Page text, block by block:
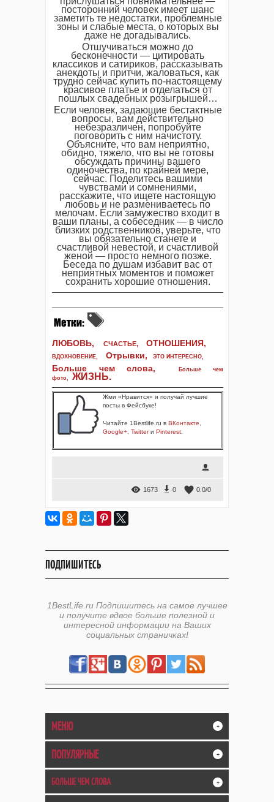
посторонний человек имеет шанс
заметить те недостатки, проблемные
зоны и слабые места, о которых вы
даже не догадывались.
Отшучиваться можно до
бесконечности — цитировать
классиков и сатириков, рассказывать
анекдоты и притчи, жаловаться, как
трудно сейчас купить по-настоящему
красивое платье и отделаться от
пошлых свадебных розыгрышей…
Если человек, задающие бестактные
вопросы, вам действительно
небезразличен, попробуйте
поговорить с ним начистоту.
Объясните, что вам неприятно,
обидно, тяжело, что вы не готовы
обсуждать причины вашего
одиночества, по крайней мере,
сейчас. Поделитесь вашими
чувствами и сомнениями,
расскажите, что ищете настоящую
любовь и не размениваетесь по
мелочам. Если замужество входит в
ваши планы, а собеседник — в число
близких родственников, уверьте, что
вы обязательно станете и
счастливой невестой, и счастливой
женой — просто немного позже.
Беседа по душам избавит вас от
неприятных моментов и поможет
сохранить хорошие отношения.
ЛЮБОВЬ, СЧАСТЬЕ, ОТНОШЕНИЯ,
ВДОХНОВЕНИЕ, Отрывки, ЭТО ИНТЕРЕСНО,
Больше чем слова,
Больше чем
фото, ЖИЗНЬ.
Жми «Нравится» и получай лучшие
посты в Фейсбуке!
Читайте 1Bestlife.ru в ВКонтакте
Google+ Twitterи Pinterest
1673 0 0.0/0
ПОДПИШИТЕСЬ
1BestLife.ru Подпишитесь на самое лучшее
и получите вдвое больше полезной и
интересной информации на Ваших
социальных страничках!
МЕНЮ +
ПОПУЛЯРНЫЕ +
БОЛЬШЕ ЧЕМ СЛОВА +